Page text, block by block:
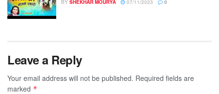
BY SHEKHAR MOURYA 07/11/2023 0
Leave a Reply
Your email address will not be published. Required fields are
marked *